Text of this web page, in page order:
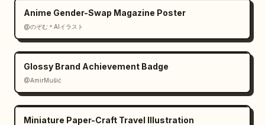
Anime Gender-Swap Magazine Poster
@のぞむ＊AIイラスト
Glossy Brand Achievement Badge
@AmirMušić
Miniature Paper-Craft Travel Illustration